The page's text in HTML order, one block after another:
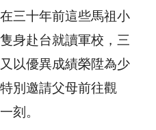
三十年前這些馬祖小
身赴台就讀軍校，三
以優異成績榮陞為少
別邀請父母前往觀
刻。